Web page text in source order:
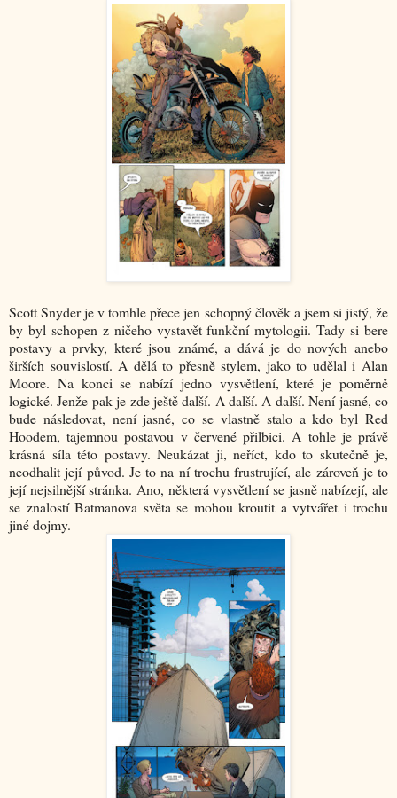
Scott Snyder je v tomhle přece jen schopný člověk a jsem si jistý, že
by byl schopen z ničeho vystavět funkční mytologii. Tady si bere
postavy a prvky, které jsou známé, a dává je do nových anebo
širších souvislostí. A dělá to přesně stylem, jako to udělal i Alan
Moore. Na konci se nabízí jedno vysvětlení, které je poměrně
logické. Jenže pak je zde ještě další. A další. A další. Není jasné, co
bude následovat, není jasné, co se vlastně stalo a kdo byl Red
Hoodem, tajemnou postavou v červené přilbici. A tohle je právě
krásná síla této postavy. Neukázat ji, neříct, kdo to skutečně je,
neodhalit její původ. Je to na ní trochu frustrující, ale zároveň je to
její nejsilnější stránka. Ano, některá vysvětlení se jasně nabízejí, ale
se znalostí Batmanova světa se mohou kroutit a vytvářet i trochu
jiné dojmy.